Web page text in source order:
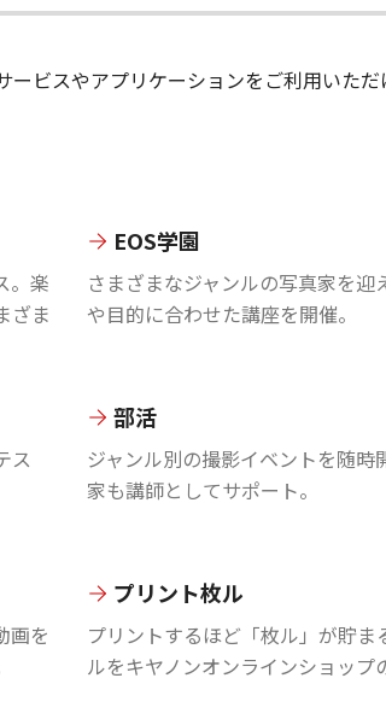
ービスやアプリケーションをご利用いただ
。楽
ざま
EOS学園
さまざまなジャンルの写真家を迎
や目的に合わせた講座を開催。
ス
部活
ジャンル別の撮影イベントを随時
家も講師としてサポート。
画を
プリント枚ル
プリントするほど「枚ル」が貯ま
ルをキヤノンオンラインショップ